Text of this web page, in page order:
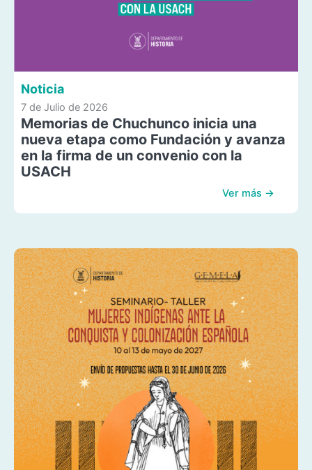
Noticia
7 de Julio de 2026
Memorias de Chuchunco inicia una
nueva etapa como Fundación y avanza
en la firma de un convenio con la
USACH
Ver más →